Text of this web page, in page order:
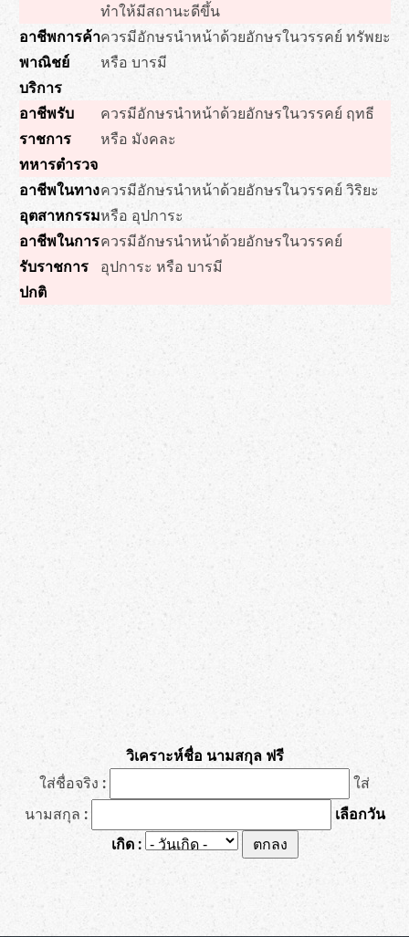
ทำให้มีสถานะดีขึ้น
อาชีพการค้า
พาณิชย์
บริการ
ควรมีอักษรนำหน้าด้วยอักษรในวรรคย์ ทรัพยะ
หรือ บารมี
อาชีพรับ
ราชการ
ทหารตำรวจ
ควรมีอักษรนำหน้าด้วยอักษรในวรรคย์ ฤทธี
หรือ มังคละ
อาชีพในทาง
อุตสาหกรรม
ควรมีอักษรนำหน้าด้วยอักษรในวรรคย์ วิริยะ
หรือ อุปการะ
อาชีพในการ
รับราชการ
ปกติ
ควรมีอักษรนำหน้าด้วยอักษรในวรรคย์
อุปการะ หรือ บารมี
วิเคราะห์ชื่อ นามสกุล ฟรี
ใส่ชื่อจริง :
ใส่
นามสกุล :
เลือกวัน
เกิด :